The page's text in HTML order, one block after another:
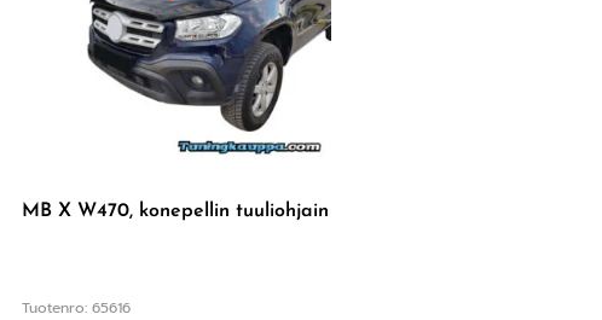
MB X W470, konepellin tuuliohjain
Tuotenro: 65616